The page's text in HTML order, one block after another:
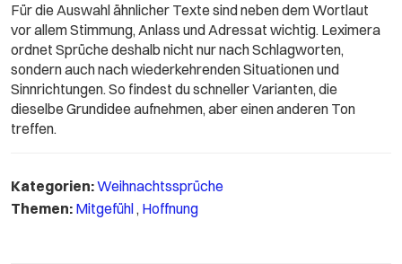
Für die Auswahl ähnlicher Texte sind neben dem Wortlaut
vor allem Stimmung, Anlass und Adressat wichtig. Leximera
ordnet Sprüche deshalb nicht nur nach Schlagworten,
sondern auch nach wiederkehrenden Situationen und
Sinnrichtungen. So findest du schneller Varianten, die
dieselbe Grundidee aufnehmen, aber einen anderen Ton
treffen.
Kategorien:Weihnachtssprüche
Themen: Mitgefühl, Hoffnung